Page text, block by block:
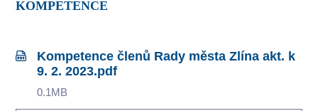
KOMPETENCE
Kompetence členů Rady města Zlína akt. k
9. 2. 2023.pdf
0.1MB